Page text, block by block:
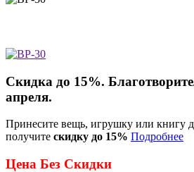
Скидка до 15%.
апреля.
Принесите вещь, игрушку или книгу
получите скидку до 15% Подробнее
Цена Без Скидки